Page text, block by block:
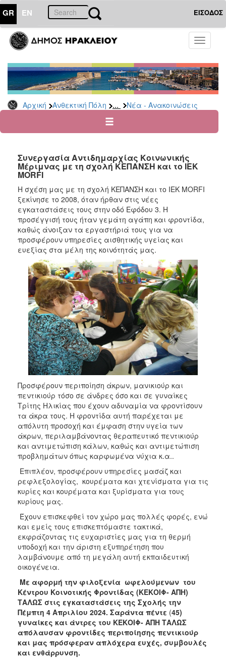
GR EN ΕΙΣΟΔΟΣ
Toggle
Αρχική Ανθεκτική Πόλη ... Νέα - Ανακοινώσεις
ΑΝΘΕΚΤΙΚΗ
ΠΟΛΗ
Κοινωνική
Πολιτική
Νέα
Ανακοινώσεις
για
Οικονομική
Αδυναμία
&
Φυσικές
Καταστροφές
Κέντρα
Κοινοτικής
Φροντίδας
(Κ.Α.Π.Η.)
Κέντρα
Δημιουργικής
Απασχόλησης
Παιδιών
(Κ.Δ.Α.Π.)
Κέντρα
Ημερήσιας
Φροντίδας
Ηλικιωμένων
(Κ.Η.Φ.Η.)
Αδειοδότηση
&
Έλεγχος
Βρεφονηπιακών
Σταθμών
Δημοτικό
Ιατρείο
Ξενώνας
Φιλοξενίας
Γυναικών
Κοινότητας
Κοινωνικό
Φαρμακείο
Κοινωνικό
Παντοπωλείο
Ισότητα
των
Φύλων
Υγεία
Αυτόματοι
Απινιδωτές
Συνεργασία Αντιδημαρχίας Κοινωνικής
Μέριμνας με τη σχολή ΚΕΠΑΝΣΗ και το IEK
MORFI
Η σχέση μας με τη σχολή ΚΕΠΑΝΣΗ και το IEK MORFI
ξεκίνησε το 2008, όταν ήρθαν στις νέες
εγκαταστάσεις τους στην οδό Εφόδου 3. Η
προσέγγισή τους ήταν γεμάτη αγάπη και φροντίδα,
καθώς άνοιξαν τα εργαστήριά τους για να
προσφέρουν υπηρεσίες αισθητικής υγείας και
ευεξίας στα μέλη της κοινότητάς μας.
Προσφέρουν περιποίηση άκρων, μανικιούρ και
πεντικιούρ τόσο σε άνδρες όσο και σε γυναίκες
Τρίτης Ηλικίας που έχουν αδυναμία να φροντίσουν
τα άκρα τους. Η φροντίδα αυτή παρέχεται με
απόλυτη προσοχή και έμφαση στην υγεία των
άκρων, περιλαμβάνοντας θεραπευτικό πεντικιούρ
και αντιμετώπιση κάλων, καθώς και αντιμετώπιση
προβλημάτων όπως καρφωμένα νύχια κ.α..
Επιπλέον, προσφέρουν υπηρεσίες μασάζ και
ρεφλεξολογίας, κουρέματα και χτενίσματα για τις
κυρίες και κουρέματα και ξυρίσματα για τους
κυρίους μας.
Έχουν επισκεφθεί τον χώρο μας πολλές φορές, ενώ
και εμείς τους επισκεπτόμαστε τακτικά,
εκφράζοντας τις ευχαριστίες μας για τη θερμή
υποδοχή και την άριστη εξυπηρέτηση που
λαμβάνουμε από τη μεγάλη αυτή εκπαιδευτική
οικογένεια.
Με αφορμή την φιλοξενία ωφελούμενων του
Κέντρου Κοινοτικής Φροντίδας (ΚΕΚΟΙΦ- ΑΠΗ)
ΤΑΛΩΣ στις εγκαταστάσεις της Σχολής την
Πέμπτη 4 Απριλίου 2024. Σαράντα πέντε (45)
γυναίκες και άντρες του ΚΕΚΟΙΦ- ΑΠΗ ΤΑΛΩΣ
απόλαυσαν φροντίδες περιποίησης πεντικιούρ
και μας πρόσφεραν απλόχερα ευχές, συμβουλές
και ενθάρρυνση.